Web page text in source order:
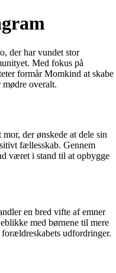
der har vundet stor
Med fokus på
formår Momkind at skabe
overalt.
der ønskede at dele sin
fællesskab. Gennem
været i stand til at opbygge
en bred vifte af emner
med børnene til mere
udfordringer.